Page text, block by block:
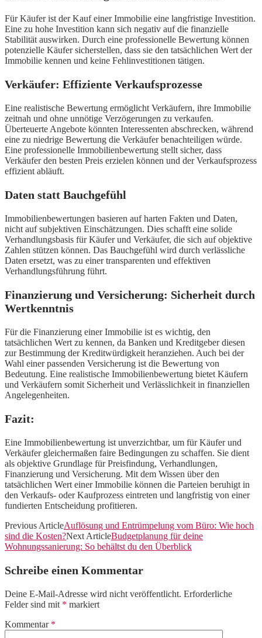
Für Käufer ist der Kauf einer Immobilie eine langfristige Investition.
Eine zu hohe Investition kann sich negativ auf die finanzielle
Stabilität auswirken. Durch eine professionelle Bewertung können
potenzielle Käufer sicherstellen, dass sie den tatsächlichen Wert der
Immobilie kennen und keine Fehlinvestitionen tätigen.
Verkäufer: Effiziente Verkaufsprozesse
Eine realistische Bewertung ermöglicht Verkäufern, ihre Immobilie
zeitnah und ohne unnötige Verzögerungen zu verkaufen.
Überteuerte Angebote könnten Interessenten abschrecken, während
eine zu niedrige Bewertung die Verkäufer benachteiligen würde.
Eine professionelle Immobilienbewertung stellt sicher, dass
Verkäufer den besten Preis erzielen können und der Verkaufsprozess
effizient abläuft.
Daten statt Bauchgefühl
Immobilienbewertungen basieren auf harten Fakten und Daten,
nicht auf subjektiven Einschätzungen. Dies schafft eine solide
Verhandlungsbasis für Käufer und Verkäufer, die sich auf objektive
Zahlen stützen können. Das Bauchgefühl wird durch verlässliche
Daten ersetzt, was zu einer transparenten und effektiven
Verhandlungsführung führt.
Finanzierung und Versicherung: Sicherheit durch
Wertkenntnis
Für die Finanzierung einer Immobilie ist es wichtig, den
tatsächlichen Wert zu kennen, da Banken und Kreditgeber diesen
zur Bestimmung der Kreditwürdigkeit heranziehen. Auch bei der
Wahl einer passenden Versicherung ist die Bewertung von
Bedeutung. Eine realistische Immobilienbewertung bietet Käufern
und Verkäufern somit Sicherheit und Verlässlichkeit in finanziellen
Angelegenheiten.
Fazit:
Eine Immobilienbewertung ist unverzichtbar, um für Käufer und
Verkäufer gleichermaßen faire Bedingungen zu schaffen. Sie dient
als objektive Grundlage für Preisfindung, Verhandlungen,
Finanzierung und Versicherung. Mit dem Wissen über den
tatsächlichen Wert einer Immobilie können die Parteien beruhigt in
den Verkaufs- oder Kaufprozess eintreten und langfristig von einer
fundierten Entscheidung profitieren.
Previous ArticleAuflösung und Entrümpelung vom Büro: Wie hoch
sind die Kosten?Next ArticleBudgetplanung für deine
Wohnungssanierung: So behältst du den Überblick
Schreibe einen Kommentar
Deine E-Mail-Adresse wird nicht veröffentlicht. Erforderliche
Felder sind mit * markiert
Kommentar *